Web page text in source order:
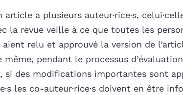
article a plusieurs auteur·rice·s,
la revue veille à ce que toutes les
aient relu et approuvé la version de
même, pendant le processus
si des modifications importantes sont
les co-auteur·rice·s doivent en être